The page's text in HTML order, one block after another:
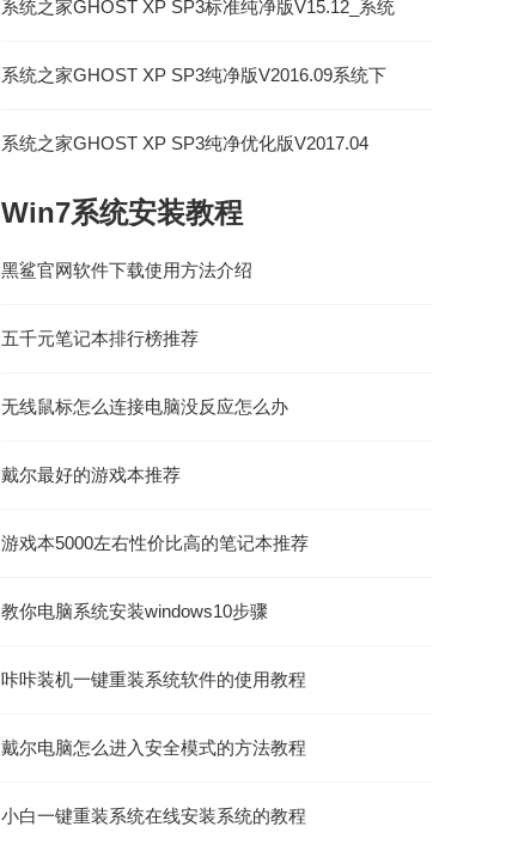
系统之家GHOST XP SP3标准纯净版V15.12_系统
系统之家GHOST XP SP3纯净版V2016.09系统下
系统之家GHOST XP SP3纯净优化版V2017.04
Win7系统安装教程
黑鲨官网软件下载使用方法介绍
五千元笔记本排行榜推荐
无线鼠标怎么连接电脑没反应怎么办
戴尔最好的游戏本推荐
游戏本5000左右性价比高的笔记本推荐
教你电脑系统安装windows10步骤
咔咔装机一键重装系统软件的使用教程
戴尔电脑怎么进入安全模式的方法教程
小白一键重装系统在线安装系统的教程